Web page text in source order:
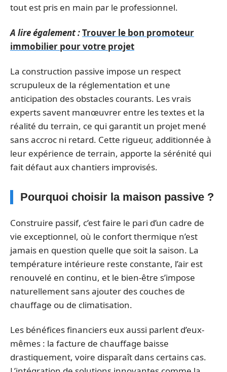
tout est pris en main par le professionnel.
A lire également :Trouver le bon promoteur
immobilier pour votre projet
La construction passive impose un respect
scrupuleux de la réglementation et une
anticipation des obstacles courants. Les vrais
experts savent manœuvrer entre les textes et la
réalité du terrain, ce qui garantit un projet mené
sans accroc ni retard. Cette rigueur, additionnée à
leur expérience de terrain, apporte la sérénité qui
fait défaut aux chantiers improvisés.
Pourquoi choisir la maison passive ?
Construire passif, c’est faire le pari d’un cadre de
vie exceptionnel, où le confort thermique n’est
jamais en question quelle que soit la saison. La
température intérieure reste constante, l’air est
renouvelé en continu, et le bien-être s’impose
naturellement sans ajouter des couches de
chauffage ou de climatisation.
Les bénéfices financiers eux aussi parlent d’eux-
mêmes : la facture de chauffage baisse
drastiquement, voire disparaît dans certains cas.